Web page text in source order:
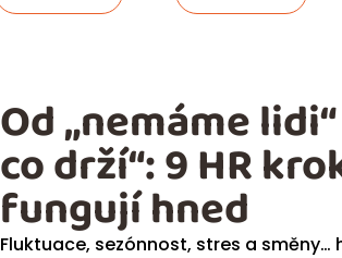
Fluktuace, sezónnost, stres a
Od „nemáme
co drží“: 9 HR
fungují hned